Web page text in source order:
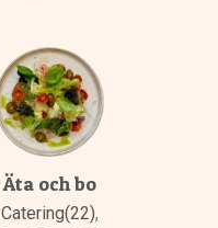
Äta och bo
Catering(22),